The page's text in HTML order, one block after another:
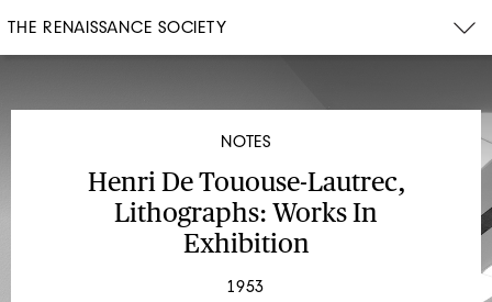
THE RENAISSANCE SOCIETY
NOTES
Henri De Tououse-Lautrec,
Lithographs: Works In
Exhibition
1953